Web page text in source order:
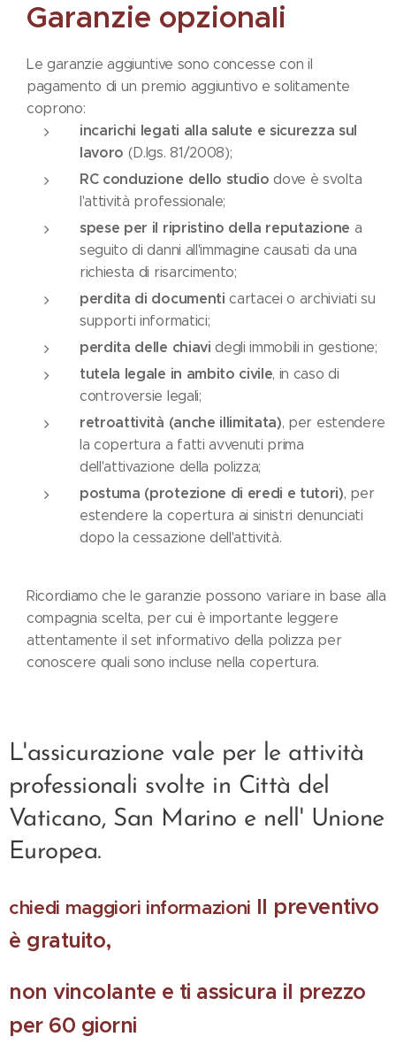
Garanzie opzionali
Le garanzie aggiuntive sono concesse con il
pagamento di un premio aggiuntivo e solitamente
coprono:
incarichi legati alla salute e sicurezza sul
lavoro (D.lgs. 81/2008);
RC conduzione dello studio dove è svolta
l'attività professionale;
spese per il ripristino della reputazione a
seguito di danni all'immagine causati da una
richiesta di risarcimento;
perdita di documenti cartacei o archiviati su
supporti informatici;
perdita delle chiavi degli immobili in gestione;
tutela legale in ambito civile, in caso di
controversie legali;
retroattività (anche illimitata), per estendere
la copertura a fatti avvenuti prima
dell'attivazione della polizza;
postuma (protezione di eredi e tutori), per
estendere la copertura ai sinistri denunciati
dopo la cessazione dell'attività.
Ricordiamo che le garanzie possono variare in base alla
compagnia scelta, per cui è importante leggere
attentamente il set informativo della polizza per
conoscere quali sono incluse nella copertura.
L'assicurazione vale per le attività
professionali svolte in Città del
Vaticano, San Marino e nell' Unione
Europea.
chiedi maggiori informazioni Il preventivo
è gratuito,
non vincolante e ti assicura il prezzo
per 60 giorni